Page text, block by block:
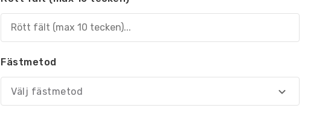
Fästmetod
Välj fästmetod